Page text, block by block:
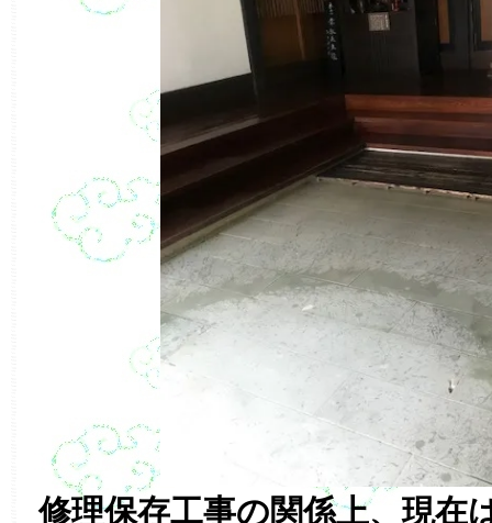
修理保存工事の関係上、現在